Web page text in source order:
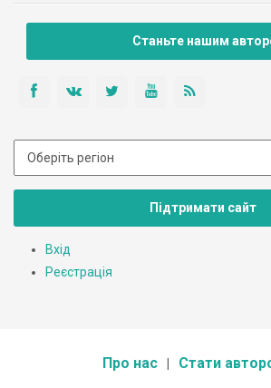
Станьте нашим
Підтримати сайт
Вхід
Реєстрація
Про нас Стати